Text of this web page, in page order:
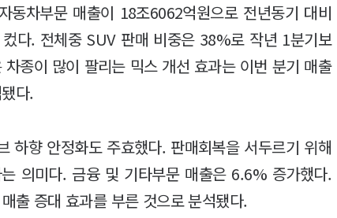
동차부문 매출이 18조6062억원으로 전년동기 대비
다. 전체중 SUV 판매 비중은 38%로 작년 1분기보
종이 많이 팔리는 믹스 개선 효과는 이번 분기 매출
다.
하향 안정화도 주효했다. 판매회복을 서두르기 위해
의미다. 금융 및 기타부문 매출은 6.6% 증가했다.
출 증대 효과를 부른 것으로 분석됐다.